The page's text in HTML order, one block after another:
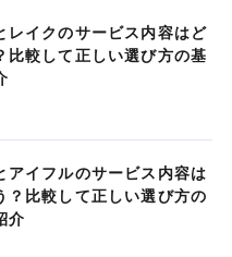
レイクのサービス内容はど
比較して正しい選び方の基
アイフルのサービス内容は
？比較して正しい選び方の
介